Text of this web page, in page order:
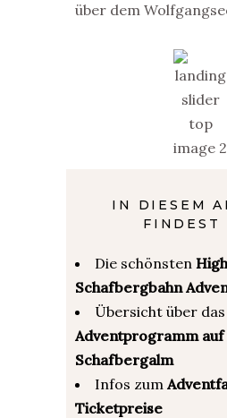
über dem
IN DIESEM
FINDEST
Die schönsten
Schafbergbahn
Übersicht über das
Adventprogramm
Schafbergalm
Infos zum
Ticketpreise